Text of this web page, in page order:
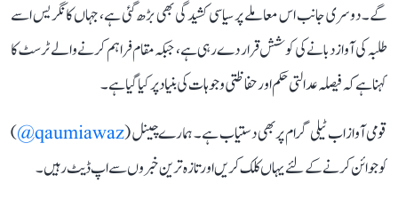
گے۔ دوسری جانب اس معاملے پر سیاسی کشیدگی بھی بڑھ گئی ہے، جہاں کانگریس اسے
طلبہ کی آواز دبانے کی کوشش قرار دے رہی ہے، جبکہ مقام فراہم کرنے والے ٹرسٹ کا
کہنا ہے کہ فیصلہ عدالتی حکم اور حفاظتی وجوہات کی بنیاد پر کیا گیا ہے۔
قومی آواز اب ٹیلی گرام پر بھی دستیاب ہے۔ ہمارے چینل (qaumiawaz@
)
کو جوائن کرنے کے لئے یہاں کلک کریں اور تازہ ترین خبروں سے اپ ڈیٹ رہیں۔